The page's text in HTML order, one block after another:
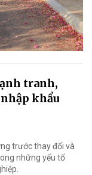
tranh,
khẩu
trước thay đổi và
những yếu tố